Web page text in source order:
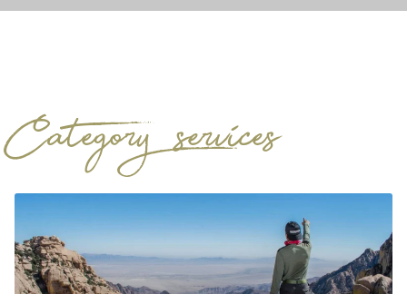
Category: services